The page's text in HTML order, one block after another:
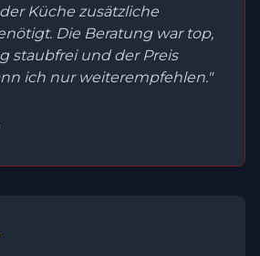
Küche zusätzliche
Die Beratung war top,
staubfrei und der Preis
ich nur weiterempfehlen."